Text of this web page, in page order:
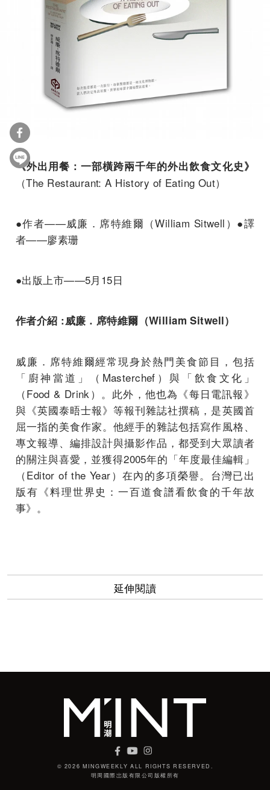
《外出用餐：一部橫跨兩千年的外出飲食文化史》
（The Restaurant: A History of Eating Out）
●作者——威廉．席特維爾（William Sitwell）●譯
者——廖素珊
●出版上市——5月15日
作者介紹 :威廉．席特維爾（William Sitwell）
威廉．席特維爾經常現身於熱門美食節目，包括
「廚神當道」（Masterchef）與「飲食文化」
（Food & Drink）。此外，他也為《每日電訊報》
與《英國泰晤士報》等報刊雜誌社撰稿，是英國首
屈一指的美食作家。他經手的雜誌包括寫作風格、
專文報導、編排設計與攝影作品，都受到大眾讀者
的關注與喜愛，並獲得2005年的「年度最佳編輯」
（Editor of the Year）在內的多項榮譽。台灣已出
版有《料理世界史：一百道食譜看飲食的千年故
事》。
延伸閱讀
© 2026 MINGWEEKLY ALL RIGHTS RESERVED.
明周國際岀版有限公司版權所有